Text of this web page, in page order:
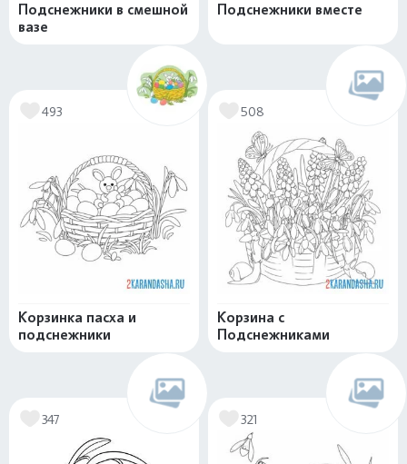
Подснежники в смешной
вазе
Подснежники вместе
493
Корзинка пасха и
подснежники
508
Корзина с
Подснежниками
347 321